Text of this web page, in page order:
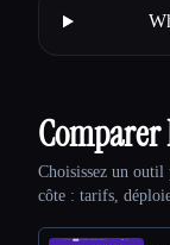
Comparer
Choisissez un outil
côte : tarifs,